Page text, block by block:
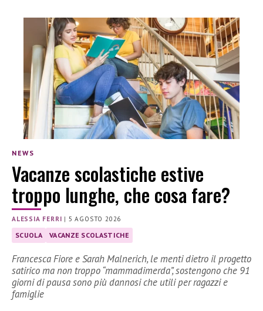
NEWS
Vacanze scolastiche estive
troppo lunghe, che cosa fare?
ALESSIA FERRI | 5 AGOSTO 2026
SCUOLA VACANZE SCOLASTICHE
Francesca Fiore e Sarah Malnerich, le menti dietro il progetto
satirico ma non troppo “mammadimerda”, sostengono che 91
giorni di pausa sono più dannosi che utili per ragazzi e
famiglie